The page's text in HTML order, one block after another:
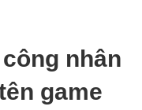
nhân
game